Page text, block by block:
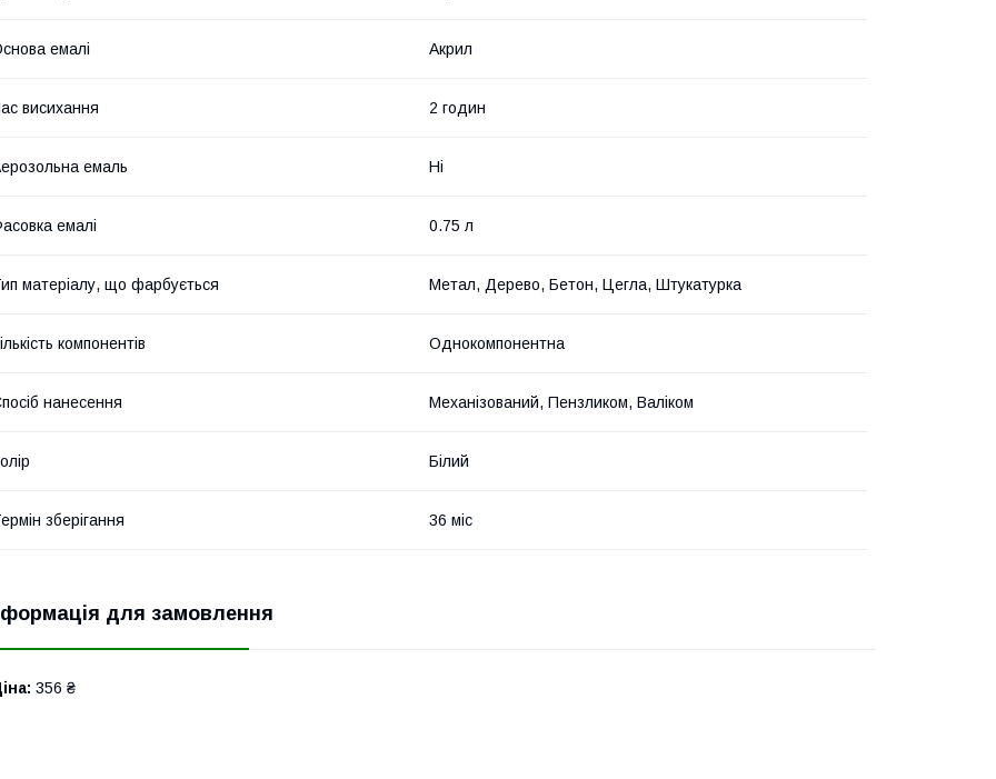
емалі Акрил
висихання 2 годин
емаль Ні
емалі 0.75 л
матеріалу, що фарбується Метал, Дерево, Бетон, Цегла, Штукатурка
компонентів Однокомпонентна
нанесення Механізований, Пензликом, Валіком
Білий
зберігання 36 міс
для замовлення
356 ₴